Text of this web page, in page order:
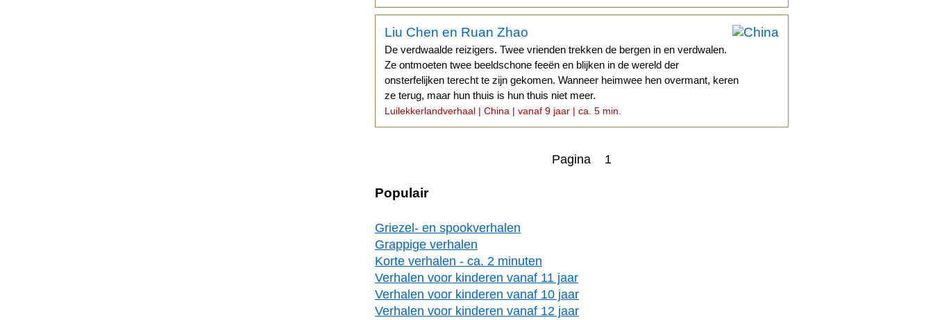
Liu Chen en Ruan Zhao
De verdwaalde reizigers. Twee vrienden trekken de bergen in en verdwalen.
Ze ontmoeten twee beeldschone feeën en blijken in de wereld der
onsterfelijken terecht te zijn gekomen. Wanneer heimwee hen overmant, keren
ze terug, maar hun thuis is hun thuis niet meer.
Luilekkerlandverhaal | China | vanaf 9 jaar | ca. 5 min.
Pagina 1
Populair
Griezel- en spookverhalen
Grappige verhalen
Korte verhalen - ca. 2 minuten
Verhalen voor kinderen vanaf 11 jaar
Verhalen voor kinderen vanaf 10 jaar
Verhalen voor kinderen vanaf 12 jaar